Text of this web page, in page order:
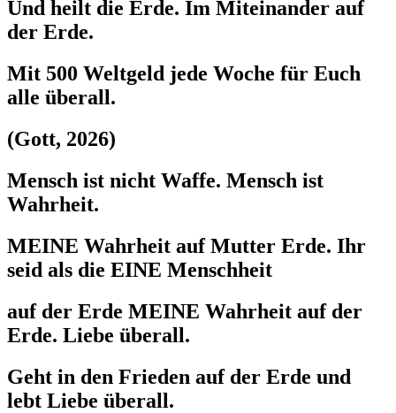
Und heilt die Erde. Im Miteinander auf
der Erde.
Mit 500 Weltgeld jede Woche für Euch
alle überall.
(Gott, 2026)
Mensch ist nicht Waffe. Mensch ist
Wahrheit.
MEINE Wahrheit auf Mutter Erde. Ihr
seid als die EINE Menschheit
auf der Erde MEINE Wahrheit auf der
Erde. Liebe überall.
Geht in den Frieden auf der Erde und
lebt Liebe überall.